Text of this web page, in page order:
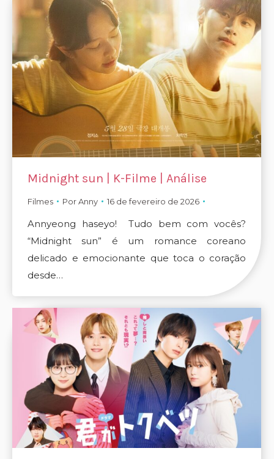
Midnight sun | K-Filme | Análise
Filmes PorAnny 16 de fevereiro de 2026
Annyeong haseyo! Tudo bem com vocês?
“Midnight sun” é um romance coreano
delicado e emocionante que toca o coração
desde…